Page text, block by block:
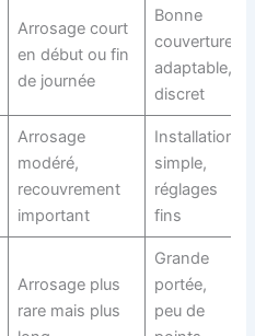
Arrosage court
en début ou fin
de journée
Bonne
couverture,
adaptable,
discret
Arrosage
modéré,
recouvrement
important
Installation
simple,
réglages
fins
Arrosage plus
rare mais plus
Grande
portée,
peu de